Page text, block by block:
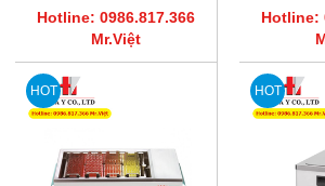
circulator Bể ổn nhiệt làm
lạnh mẫu thí nghiệm
JULABO
Hotline: 0986.817.366
Mr.Việt
circulator
ổn
Hotline:
HOT HOT